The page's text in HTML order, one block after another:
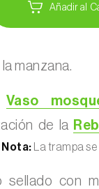
Añadir al
manzana.
Vaso
de la
Nota: La trampa
con